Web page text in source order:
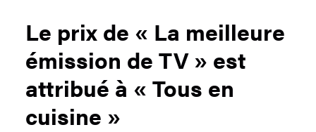
Le prix de « La meilleure
émission de TV » est
attribué à « Tous en
cuisine »